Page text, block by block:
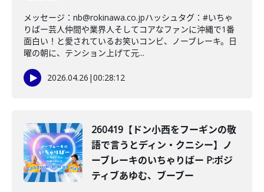
メッセージ：nb@rokinawa.co.jpハッシュタグ：#いちゃ
りばー芸人仲間や業界人そしてコアなファンに沖縄で1番
面白い！と愛されているお笑いコンビ、ノーブレーキ。日
曜の朝に、テンション上げて元...
2026.04.26 |00:28:12
260419【ドン小西をフーギンの敬
語で言うとディン・クニシー】ノ
ーブレーキのいちゃりばー P:ポジ
ティブあゆむ、ブーブー